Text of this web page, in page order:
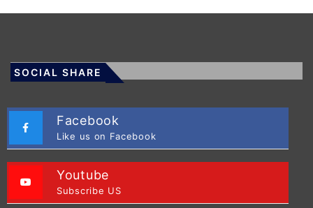
SOCIAL SHARE
Facebook
Like us on Facebook
Youtube
Subscribe US